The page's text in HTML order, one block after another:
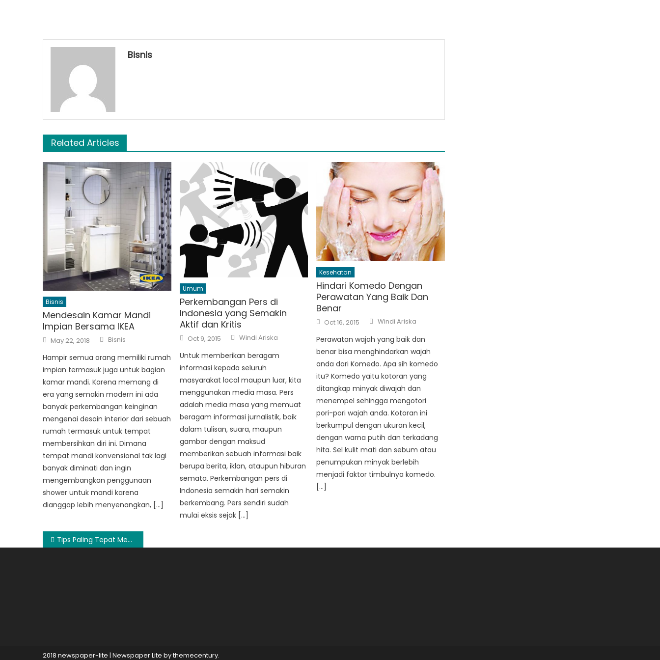
Bisnis
Related Articles
Bisnis
Mendesain Kamar Mandi
Impian Bersama IKEA
Posted
on
May 22, 2018 Author
Bisnis
Hampir semua orang memiliki rumah
impian termasuk juga untuk bagian
kamar mandi. Karena memang di
era yang semakin modern ini ada
banyak perkembangan keinginan
mengenai desain interior dari sebuah
rumah termasuk untuk tempat
membersihkan diri ini. Dimana
tempat mandi konvensional tak lagi
banyak diminati dan ingin
mengembangkan penggunaan
shower untuk mandi karena
dianggap lebih menyenangkan, […]
Umum
Perkembangan Pers di
Indonesia yang Semakin
Aktif dan Kritis
Posted
on
Oct 9, 2015 Author
Windi Ariska
Untuk memberikan beragam
informasi kepada seluruh
masyarakat local maupun luar, kita
menggunakan media masa. Pers
adalah media masa yang memuat
beragam informasi jurnalistik, baik
dalam tulisan, suara, maupun
gambar dengan maksud
memberikan sebuah informasi baik
berupa berita, iklan, ataupun hiburan
semata. Perkembangan pers di
Indonesia semakin hari semakin
berkembang. Pers sendiri sudah
mulai eksis sejak […]
Kesehatan
Hindari Komedo Dengan
Perawatan Yang Baik Dan
Benar
Posted
on
Oct 16, 2015 Author
Windi Ariska
Perawatan wajah yang baik dan
benar bisa menghindarkan wajah
anda dari Komedo. Apa sih komedo
itu? Komedo yaitu kotoran yang
ditangkap minyak diwajah dan
menempel sehingga mengotori
pori-pori wajah anda. Kotoran ini
berkumpul dengan ukuran kecil,
dengan warna putih dan terkadang
hita. Sel kulit mati dan sebum atau
penumpukan minyak berlebih
menjadi faktor timbulnya komedo.
[…]
Post
Tips Paling Tepat Memilih Wedding Ring Mewah Berkualitas
2018 newspaper-lite | Newspaper Lite bythemecentury.